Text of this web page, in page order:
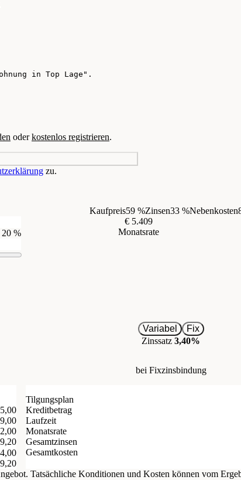
oderkostenlos registrieren.
zu.
20 %
Kaufpreis59 %Zinsen33 %Nebenkosten
€ 5.409
Monatsrate
Variabel
Fix
Zinssatz 3,40%
bei Fixzinsbindung
Tilgungsplan
Kreditbetrag
Laufzeit
Monatsrate
Gesamtzinsen
Gesamtkosten
Tatsächliche Konditionen und Kosten können vom